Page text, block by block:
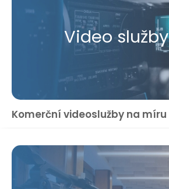
Video služby
Komerční videoslužby na míru